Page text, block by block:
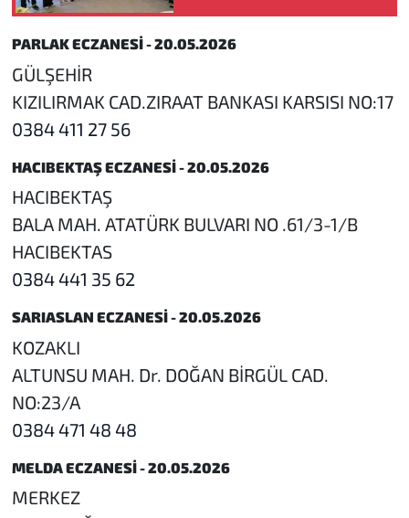
PARLAK ECZANESİ - 20.05.2026
GÜLŞEHİR
KIZILIRMAK CAD.ZIRAAT BANKASI KARSISI NO:17
0384 411 27 56
HACIBEKTAŞ ECZANESİ - 20.05.2026
HACIBEKTAŞ
BALA MAH. ATATÜRK BULVARI NO .61/3-1/B
HACIBEKTAS
0384 441 35 62
SARIASLAN ECZANESİ - 20.05.2026
KOZAKLI
ALTUNSU MAH. Dr. DOĞAN BİRGÜL CAD.
NO:23/A
0384 471 48 48
MELDA ECZANESİ - 20.05.2026
MERKEZ